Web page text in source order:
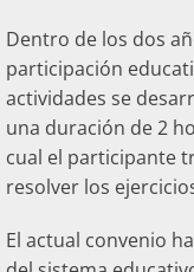
Dentro de los dos
participación
actividades se
una duración de 2
cual el participante
resolver los
El actual convenio